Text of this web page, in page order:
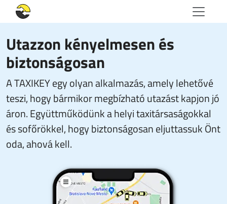
Utazzon kényelmesen és
biztonságosan
A TAXIKEY egy olyan alkalmazás, amely lehetővé
teszi, hogy bármikor megbízható utazást kapjon jó
áron. Együttműködünk a helyi taxitársaságokkal
és sofőrökkel, hogy biztonságosan eljuttassuk Önt
oda, ahová kell.